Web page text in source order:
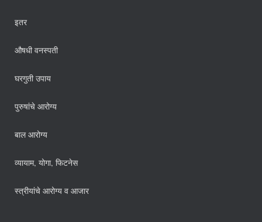
इतर
औषधी वनस्पती
घरगुती उपाय
पुरुषांचे आरोग्य
बाल आरोग्य
व्यायाम, योगा, फिटनेस
स्त्रीयांचे आरोग्य व आजार